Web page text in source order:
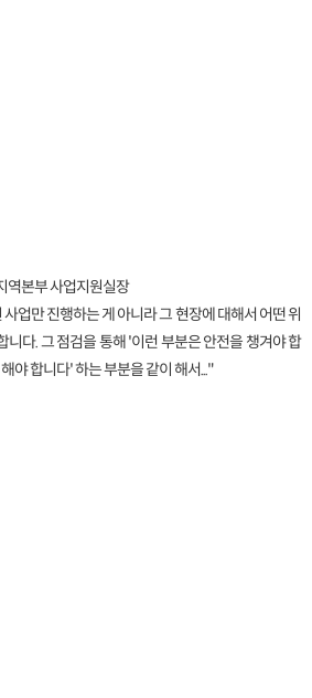
역본부 사업지원실장
업만 진행하는 게 아니라 그 현장에 대해서 어떤 위
니다. 그 점검을 통해 '이런 부분은 안전을 챙겨야 합
야 합니다' 하는 부분을 같이 해서..."